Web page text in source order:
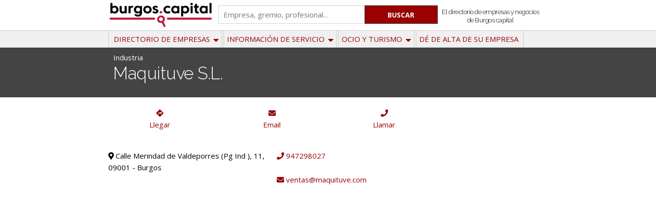
contenido
.
__('Search
for:')
El directorio de empresas y negocios
de Burgos capital
DIRECTORIO DE EMPRESAS INFORMACIÓN DE SERVICIO OCIO Y TURISMO
DÉ DE ALTA DE SU EMPRESA
Industria
Maquituve S.L.
Llegar Email Llamar
Calle Merindad de Valdeporres (Pg Ind ), 11,
09001 - Burgos
947298027
ventas@maquituve.com